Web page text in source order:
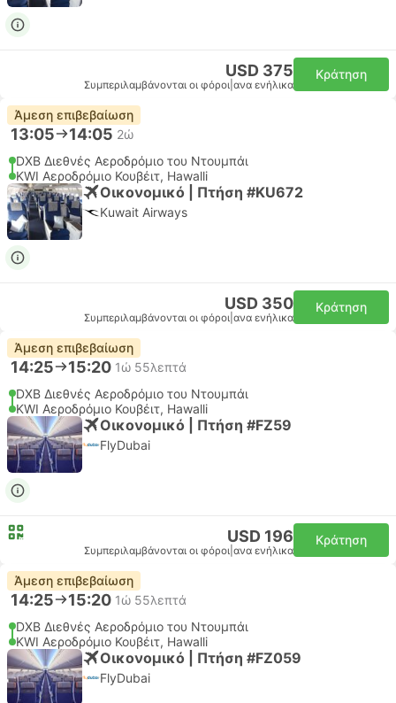
USD 375
Συμπεριλαμβάνονται οι φόροι ανα ενήλικα
Κράτηση
Άμεση επιβεβαίωση
13:05 14:05 2ώ
DXB Διεθνές Αεροδρόμιο του Ντουμπάι
KWI Αεροδρόμιο Κουβέιτ, Hawalli
Οικονομικό | Πτήση #KU672
Kuwait Airways
USD 350
Συμπεριλαμβάνονται οι φόροι ανα ενήλικα
Κράτηση
Άμεση επιβεβαίωση
14:25 15:20 1ώ 55λεπτά
DXB Διεθνές Αεροδρόμιο του Ντουμπάι
KWI Αεροδρόμιο Κουβέιτ, Hawalli
Οικονομικό | Πτήση #FZ59
FlyDubai
USD 196
Συμπεριλαμβάνονται οι φόροι ανα ενήλικα
Κράτηση
Άμεση επιβεβαίωση
14:25 15:20 1ώ 55λεπτά
DXB Διεθνές Αεροδρόμιο του Ντουμπάι
KWI Αεροδρόμιο Κουβέιτ, Hawalli
Οικονομικό | Πτήση #FZ059
FlyDubai